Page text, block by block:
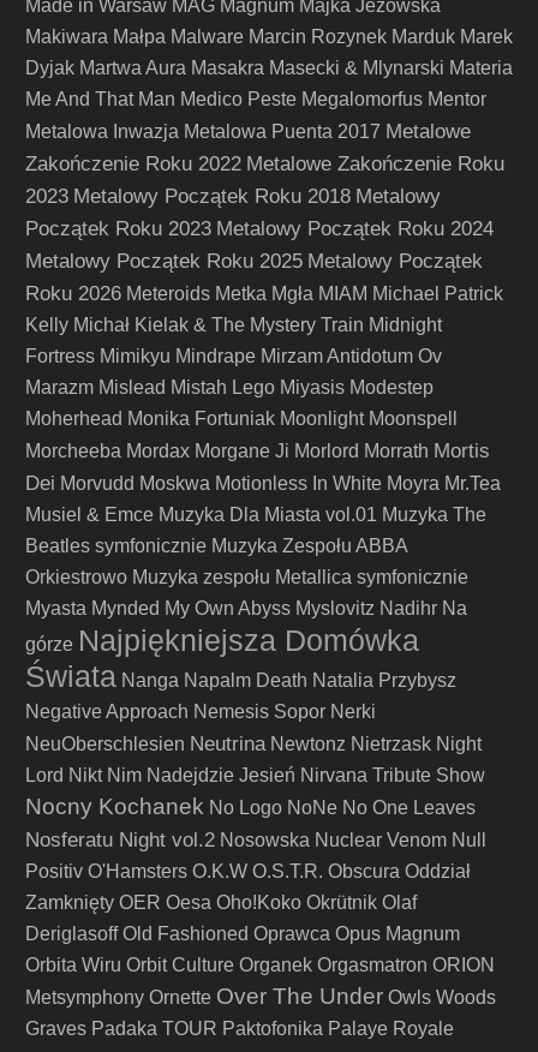
Made in Warsaw MAG Magnum Majka Jeżowska
Makiwara Małpa Malware Marcin Rozynek Marduk Marek
Dyjak Martwa Aura Masakra Masecki & Mlynarski Materia
Me And That Man Medico Peste Megalomorfus Mentor
Metalowa Inwazja Metalowa Puenta 2017 Metalowe
Zakończenie Roku 2022 Metalowe Zakończenie Roku
2023 Metalowy Początek Roku 2018 Metalowy
Początek Roku 2023 Metalowy Początek Roku 2024
Metalowy Początek Roku 2025 Metalowy Początek
Roku 2026 Meteroids Metka Mgła MIAM Michael Patrick
Kelly Michał Kielak & The Mystery Train Midnight
Fortress Mimikyu Mindrape Mirzam Antidotum Ov
Marazm Mislead Mistah Lego Miyasis Modestep
Moherhead Monika Fortuniak Moonlight Moonspell
Morcheeba Mordax Morgane Ji Morlord Morrath Mortis
Dei Morvudd Moskwa Motionless In White Moyra Mr.Tea
Musiel & Emce Muzyka Dla Miasta vol.01 Muzyka The
Beatles symfonicznie Muzyka Zespołu ABBA
Orkiestrowo Muzyka zespołu Metallica symfonicznie
Myasta Mynded My Own Abyss Myslovitz Nadihr Na
górze Najpiękniejsza Domówka
Świata Nanga Napalm Death Natalia Przybysz
Negative Approach Nemesis Sopor Nerki
NeuOberschlesien Neutrina Newtonz Nietrzask Night
Lord Nikt Nim Nadejdzie Jesień Nirvana Tribute Show
Nocny Kochanek No Logo NoNe No One Leaves
Nosferatu Night vol.2 Nosowska Nuclear Venom Null
Positiv O'Hamsters O.K.W O.S.T.R. Obscura Oddział
Zamknięty OER Oesa Oho!Koko Okrütnik Olaf
Deriglasoff Old Fashioned Oprawca Opus Magnum
Orbita Wiru Orbit Culture Organek Orgasmatron ORION
Metsymphony Ornette Over The Under Owls Woods
Graves Padaka TOUR Paktofonika Palaye Royale